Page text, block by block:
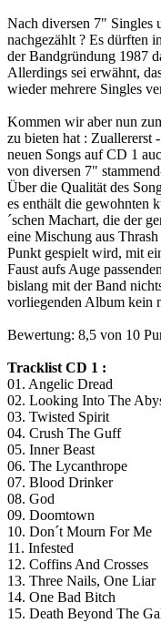
Nach diversen 7" Singles
nachgezählt ? Es dürften
der Bandgründung 1987
Allerdings sei erwähnt,
wieder mehrere Singles
Kommen wir aber nun
zu bieten hat : Zuallererst
neuen Songs auf CD 1
von diversen 7"
Über die Qualität des
es enthält die gewohnten
´schen Machart, die der
eine Mischung aus
Punkt gespielt wird, mit
Faust aufs Auge
bislang mit der Band
vorliegenden Album kein
Bewertung: 8,5 von 10
Tracklist CD 1 :
01. Angelic Dread
02. Looking Into The
03. Twisted Spirit
04. Crush The Guff
05. Inner Beast
06. The Lycanthrope
07. Blood Drinker
08. God
09. Doomtown
10. Don´t Mourn For Me
11. Infested
12. Coffins And Crosses
13. Three Nails, One Liar
14. One Bad Bitch
15. Death Beyond The